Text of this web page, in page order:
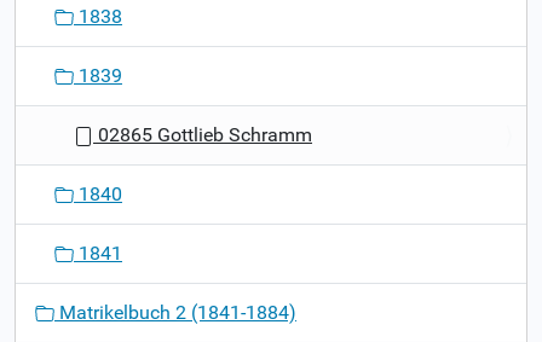
1838
1839
02865 Gottlieb Schramm
1840
1841
Matrikelbuch 2 (1841-1884)